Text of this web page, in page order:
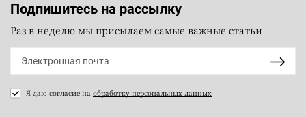
Подпишитесь на рассылку
Раз в неделю мы присылаем самые важные статьи
Я даю согласие на обработку персональных данных